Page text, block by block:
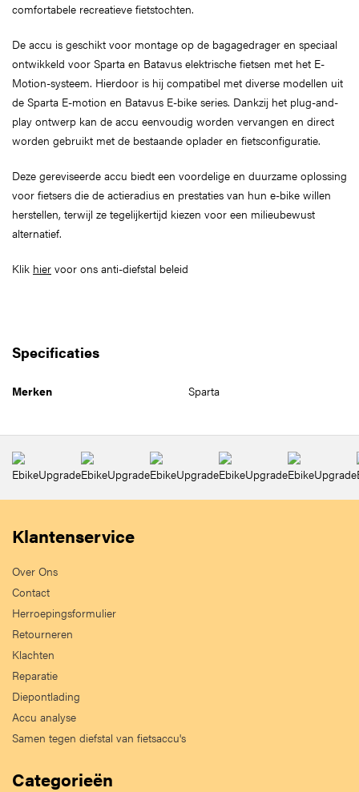
comfortabele recreatieve fietstochten.
De accu is geschikt voor montage op de bagagedrager en speciaal
ontwikkeld voor Sparta en Batavus elektrische fietsen met het E-
Motion-systeem. Hierdoor is hij compatibel met diverse modellen uit
de Sparta E-motion en Batavus E-bike series. Dankzij het plug-and-
play ontwerp kan de accu eenvoudig worden vervangen en direct
worden gebruikt met de bestaande oplader en fietsconfiguratie.
Deze gereviseerde accu biedt een voordelige en duurzame oplossing
voor fietsers die de actieradius en prestaties van hun e-bike willen
herstellen, terwijl ze tegelijkertijd kiezen voor een milieubewust
alternatief.
Klik hier voor ons anti-diefstal beleid
Specificaties
Merken Sparta
Klantenservice
Over Ons
Contact
Herroepingsformulier
Retourneren
Klachten
Reparatie
Diepontlading
Accu analyse
Samen tegen diefstal van fietsaccu's
Categorieën